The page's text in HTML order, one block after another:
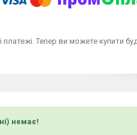
платежі. Тепер ви можете купити
немає!